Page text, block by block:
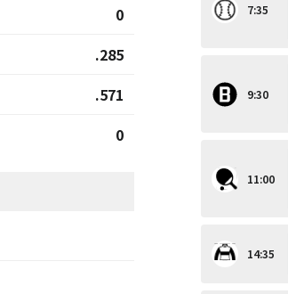
0
.285
.571
0
7:35
9:30
11:00
14:35